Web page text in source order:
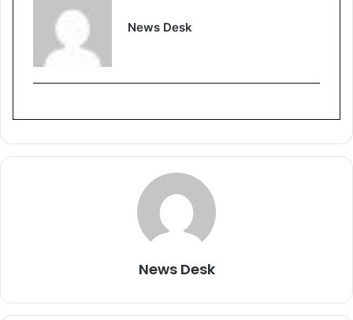
News Desk
News Desk